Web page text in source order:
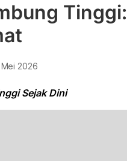
Tinggi:
2026
Sejak Dini